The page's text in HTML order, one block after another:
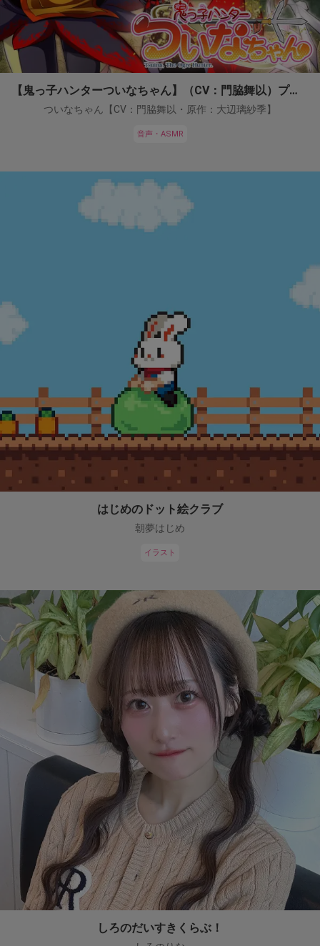
【鬼っ子ハンターついなちゃん】（CV：門脇舞以）プロジェクト！
ついなちゃん【CV：門脇舞以・原作：大辺璃紗季】
音声・ASMR
はじめのドット絵クラブ
朝夢はじめ
イラスト
しろのだいすきくらぶ！